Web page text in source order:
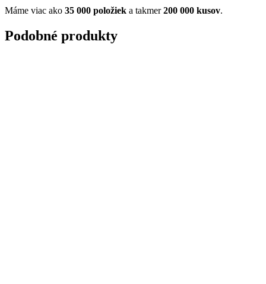
Máme viac ako 35 000 položiek a takmer200 000 kusov.
Podobné produkty